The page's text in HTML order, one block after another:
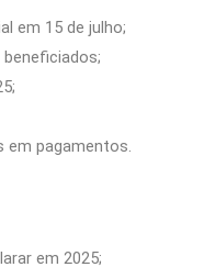
em 15 de julho;
em pagamentos.
em 2025;